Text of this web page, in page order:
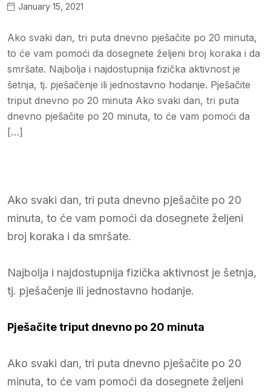
January 15, 2021
Ako svaki dan, tri puta dnevno pješačite po 20 minuta,
to će vam pomoći da dosegnete željeni broj koraka i da
smršate. Najbolja i najdostupnija fizička aktivnost je
šetnja, tj. pješačenje ili jednostavno hodanje. Pješačite
triput dnevno po 20 minuta Ako svaki dan, tri puta
dnevno pješačite po 20 minuta, to će vam pomoći da
[…]
Ako svaki dan, tri puta dnevno pješačite po 20
minuta, to će vam pomoći da dosegnete željeni
broj koraka i da smršate.
Najbolja i najdostupnija fizička aktivnost je šetnja,
tj. pješačenje ili jednostavno hodanje.
Pješačite triput dnevno po 20 minuta
Ako svaki dan, tri puta dnevno pješačite po 20
minuta, to će vam pomoći da dosegnete željeni